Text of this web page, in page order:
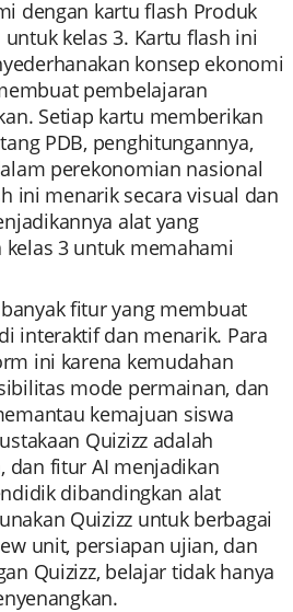
dengan kartu flash Produk
kelas 3. Kartu flash ini
konsep ekonomi
pembelajaran
Setiap kartu memberikan
PDB, penghitungannya,
perekonomian nasional
ini menarik secara visual dan
alat yang
3 untuk memahami
fitur yang membuat
interaktif dan menarik. Para
ini karena kemudahan
mode permainan, dan
kemajuan siswa
Quizizz adalah
dan fitur AI menjadikan
dibandingkan alat
Quizizz untuk berbagai
unit, persiapan ujian, dan
Quizizz, belajar tidak hanya